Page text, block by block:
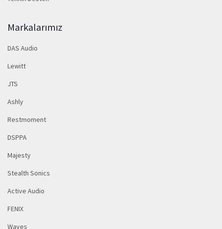
Markalarımız
DAS Audio
Lewitt
JTS
Ashly
Restmoment
DSPPA
Majesty
Stealth Sonics
Active Audio
FENIX
Waves